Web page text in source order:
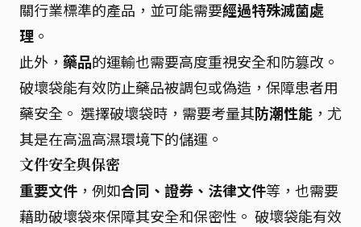
關行業標準的產品，並可能需要經過特殊滅菌處
理 。
此外， 藥品的運輸也需要高度重視安全和防篡改。
破壞袋能有效防止藥品被調包或偽造，保障患者用
藥安全。 選擇破壞袋時，需要考量其防潮性能 ，尤
其是在高溫高濕環境下的儲運。
文件安全與保密
重要文件 ，例如合同、證券、法律文件等，也需要
藉助破壞袋來保障其安全和保密性。 破壞袋能有效